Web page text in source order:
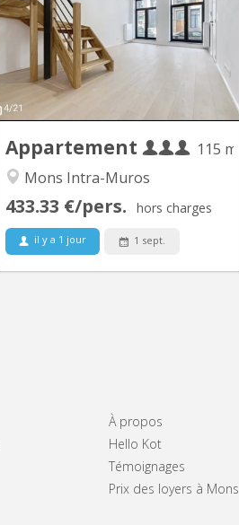
Appartement
115 m²
Mons Intra-Muros
433.33 €/pers. hors charges
il y a 1 jour 1 sept.
occupation – Idéal colocation – Mons
(Rue d'Havre 80) Vous recherchez un
logement moderne et idéalement situé
au cœur de Mons pour une colocation
? Découvrez ce magnifique duplex 3
chambres, situé Rue d'Havre 80, à 3
minutes à pied de la Grand-Place, de
À propos
Hello Kot
Témoignages
Prix des loyers à Mons